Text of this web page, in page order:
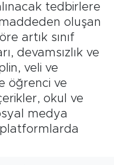
tedbirlere
oluşan
artık sınıf
devamsızlık ve
veli ve
öğrenci ve
okul ve
medya
platformlarda